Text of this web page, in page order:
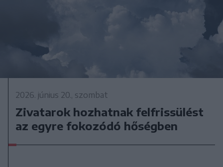
2026. június 20., szombat
Zivatarok hozhatnak felfrissülést
az egyre fokozódó hőségben